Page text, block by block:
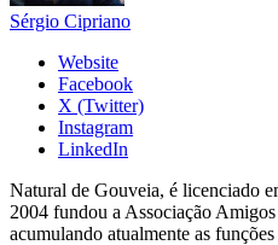
Sérgio Cipriano
Website
Facebook
X (Twitter)
Instagram
LinkedIn
Natural de Gouveia, é licenciado
2004 fundou a Associação
acumulando atualmente as